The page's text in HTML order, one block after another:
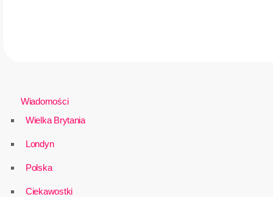
Wiadomości
Wielka Brytania
Londyn
Polska
Ciekawostki